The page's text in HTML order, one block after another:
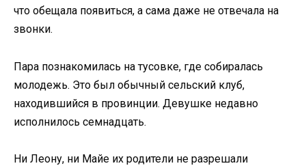
что обещала появиться, а сама даже не отвечала на
звонки.
Пара познакомилась на тусовке, где собиралась
молодежь. Это был обычный сельский клуб,
находившийся в провинции. Девушке недавно
исполнилось семнадцать.
Ни Леону, ни Майе их родители не разрешали